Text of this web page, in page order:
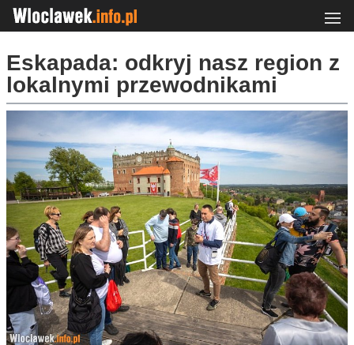
Eskapada: odkryj nasz region z
lokalnymi przewodnikami